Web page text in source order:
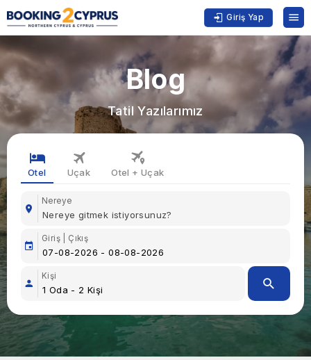
Giriş Yap
Blog
Tatil Yazılarımız
Otel Uçak Otel + Uçak
Nereye
Giriş | Çıkış
Kişi